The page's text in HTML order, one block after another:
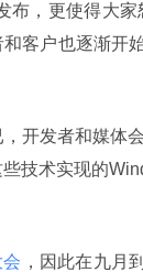
布，更使得大
客户也逐渐开
开发者和媒体
技术实现的
，因此在九月